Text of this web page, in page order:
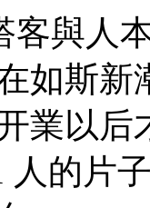
客與人
如斯新
業以后
人的片